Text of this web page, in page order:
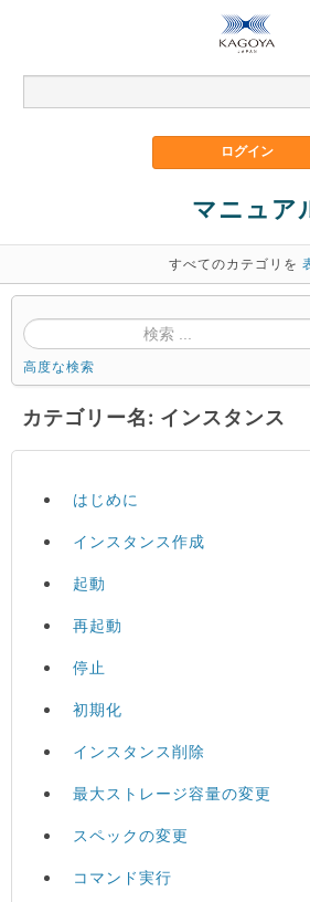
マニュア
すべてのカテゴリを
高度な検索
カテゴリー名: インスタンス
はじめに
インスタンス作成
起動
再起動
停止
初期化
インスタンス削除
最大ストレージ容量の変更
スペックの変更
コマンド実行